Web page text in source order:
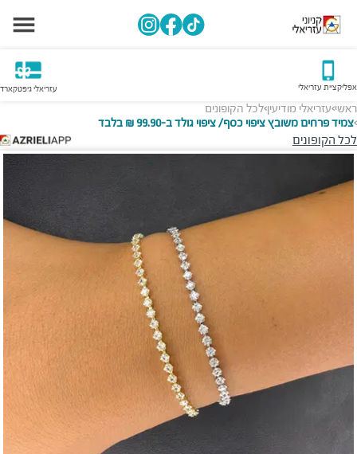
אפליקציית עזריאלי עזריאלי גיפטקארד
ראשי>עזריאלי מודיעין>לכל הקופונים
>צמיד פרחים משובץ ציפוי כסף/ ציפוי גולד ב-99.90 ₪ בלבד
לכל הקופונים